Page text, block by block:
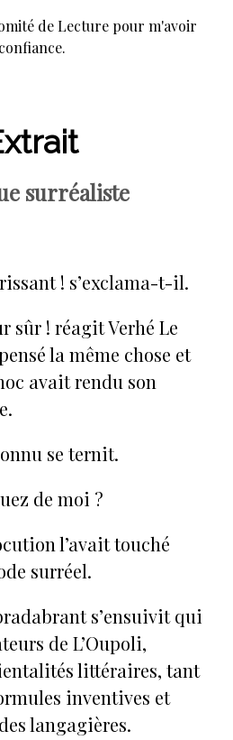
de Lecture pour m'avoir
surréaliste
! s’exclama-t-il.
sûr ! réagit Verhé Le
la même chose et
avait rendu son
se ternit.
de moi ?
l’avait touché
surréel.
s’ensuivit qui
de L’Oupoli,
littéraires, tant
inventives et
langagières.